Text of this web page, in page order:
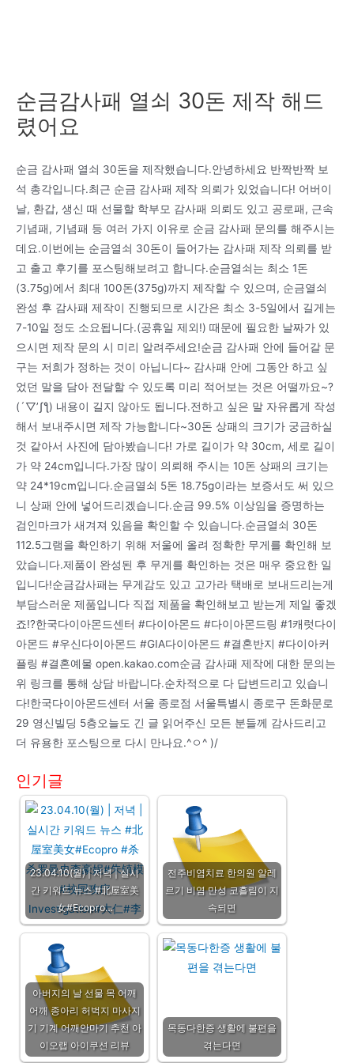
순금감사패 열쇠 30돈 제작 해드
렸어요
순금 감사패 열쇠 30돈을 제작했습니다.안녕하세요 반짝반짝 보
석 총각입니다.최근 순금 감사패 제작 의뢰가 있었습니다! 어버이
날, 환갑, 생신 때 선물할 학부모 감사패 의뢰도 있고 공로패, 근속
기념패, 기념패 등 여러 가지 이유로 순금 감사패 문의를 해주시는
데요.이번에는 순금열쇠 30돈이 들어가는 감사패 제작 의뢰를 받
고 출고 후기를 포스팅해보려고 합니다.순금열쇠는 최소 1돈
(3.75g)에서 최대 100돈(375g)까지 제작할 수 있으며, 순금열쇠
완성 후 감사패 제작이 진행되므로 시간은 최소 3-5일에서 길게는
7-10일 정도 소요됩니다.(공휴일 제외!) 때문에 필요한 날짜가 있
으시면 제작 문의 시 미리 알려주세요!순금 감사패 안에 들어갈 문
구는 저희가 정하는 것이 아닙니다~ 감사패 안에 그동안 하고 싶
었던 말을 담아 전달할 수 있도록 미리 적어보는 것은 어떨까요~?
(´▽’ʃƪ) 내용이 길지 않아도 됩니다.전하고 싶은 말 자유롭게 작성
해서 보내주시면 제작 가능합니다~30돈 상패의 크기가 궁금하실
것 같아서 사진에 담아봤습니다! 가로 길이가 약 30cm, 세로 길이
가 약 24cm입니다.가장 많이 의뢰해 주시는 10돈 상패의 크기는
약 24*19cm입니다.순금열쇠 5돈 18.75g이라는 보증서도 써 있으
니 상패 안에 넣어드리겠습니다.순금 99.5% 이상임을 증명하는
검인마크가 새겨져 있음을 확인할 수 있습니다.순금열쇠 30돈
112.5그램을 확인하기 위해 저울에 올려 정확한 무게를 확인해 보
았습니다.제품이 완성된 후 무게를 확인하는 것은 매우 중요한 일
입니다!순금감사패는 무게감도 있고 고가라 택배로 보내드리는게
부담스러운 제품입니다 직접 제품을 확인해보고 받는게 제일 좋겠
죠!?한국다이아몬드센터 #다이아몬드 #다이아몬드링 #1캐럿다이
아몬드 #우신다이아몬드 #GIA다이아몬드 #결혼반지 #다이아커
플링 #결혼예물 open.kakao.com순금 감사패 제작에 대한 문의는
위 링크를 통해 상담 바랍니다.순차적으로 다 답변드리고 있습니
다!한국다이아몬드센터 서울 종로점 서울특별시 종로구 돈화문로
29 영신빌딩 5층오늘도 긴 글 읽어주신 모든 분들께 감사드리고
더 유용한 포스팅으로 다시 만나요.^ㅇ^ )/
인기글
23.04.10(월) | 저녁 | 실시
간 키워드 뉴스 #北屋室美
女#Ecopro…
전주비염치료 한의원 알레
르기 비염 만성 코흘림이 지
속되면
아버지의 날 선물 목 어깨
어깨 종아리 허벅지 마사지
기 기계 어깨안마기 추천 아
이오랩 아이쿠션 리뷰
목동다한증 생활에 불편을
겪는다면